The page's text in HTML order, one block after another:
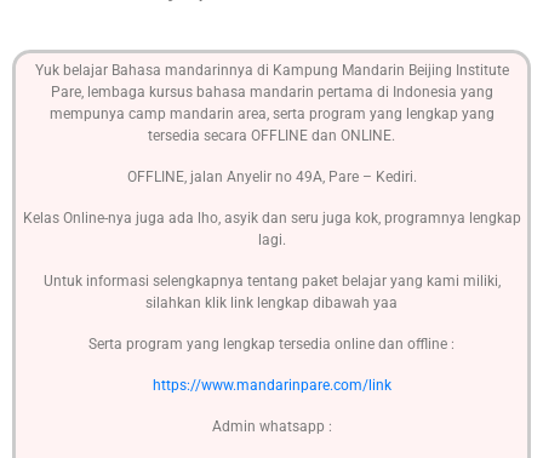
Yuk belajar Bahasa mandarinnya di Kampung Mandarin Beijing Institute
Pare, lembaga kursus bahasa mandarin pertama di Indonesia yang
mempunya camp mandarin area, serta program yang lengkap yang
tersedia secara OFFLINE dan ONLINE.
OFFLINE, jalan Anyelir no 49A, Pare – Kediri.
Kelas Online-nya juga ada lho, asyik dan seru juga kok, programnya lengkap
lagi.
Untuk informasi selengkapnya tentang paket belajar yang kami miliki,
silahkan klik link lengkap dibawah yaa
Serta program yang lengkap tersedia online dan offline :
https://www.mandarinpare.com/link
Admin whatsapp :